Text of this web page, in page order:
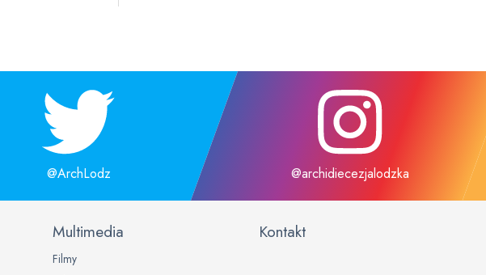
@ArchLodz @archidiecezjalodzka
Multimedia
Filmy
Kontakt